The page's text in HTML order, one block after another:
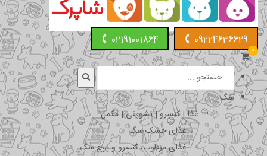
09224636629
02191001864
0
سگ
غذا | کنسرو | تشویقی | مکمل
غذای خشک سگ
غذای مرطوب، کنسرو و پوچ سگ